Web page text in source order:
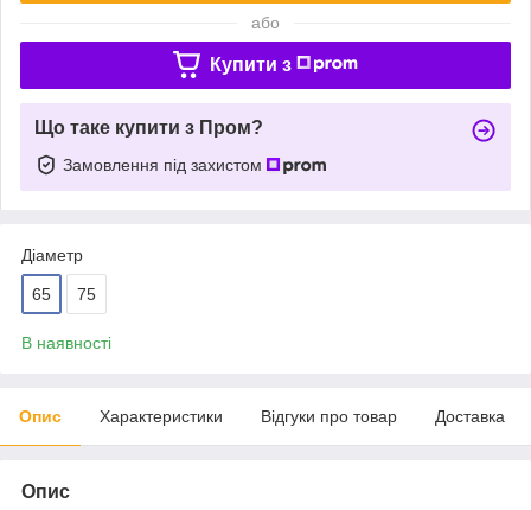
або
Купити з
Що таке купити з Пром?
Замовлення під захистом
Діаметр
65 75
В наявності
Опис Характеристики Відгуки про товар Доставка
Опис